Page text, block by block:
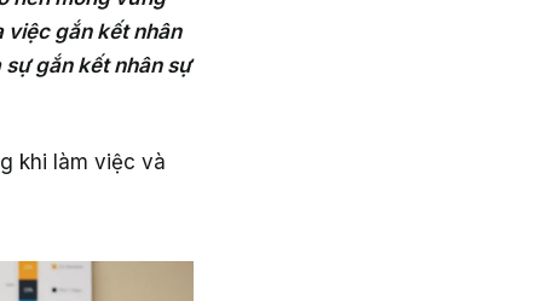
việc gắn kết nhân
gắn kết nhân sự
khi làm việc và